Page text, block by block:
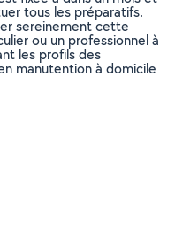
tous les préparatifs.
sereinement cette
ou un professionnel à
les profils des
manutention à domicile